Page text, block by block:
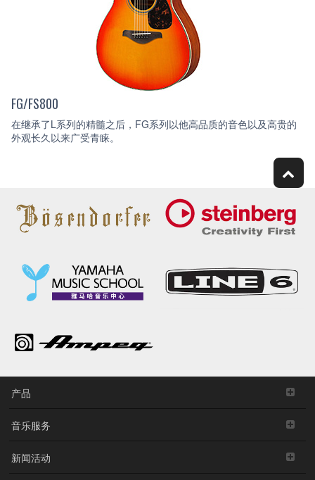
FG/FS800
在继承了L系列的精髓之后，FG系列以他高品质的音色以及高贵的
外观长久以来广受青睐。
产品
音乐服务
新闻活动